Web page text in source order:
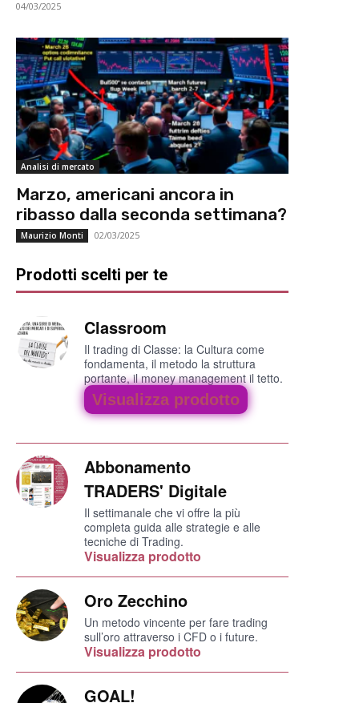
04/03/2025
Analisi di mercato
Marzo, americani ancora in
ribasso dalla seconda settimana?
Maurizio Monti 02/03/2025
Prodotti scelti per te
Classroom
Il trading di Classe: la Cultura come
fondamenta, il metodo la struttura
portante, il money management il tetto.
Visualizza prodotto
Abbonamento
TRADERS' Digitale
Il settimanale che vi offre la più
completa guida alle strategie e alle
tecniche di Trading.
Visualizza prodotto
Oro Zecchino
Un metodo vincente per fare trading
sull’oro attraverso i CFD o i future.
Visualizza prodotto
GOAL!